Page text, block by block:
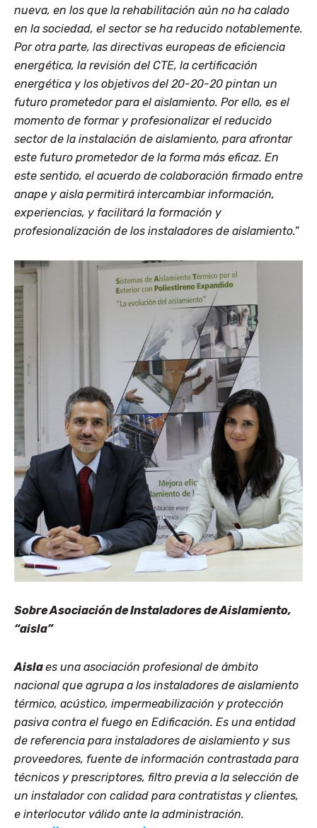
nueva, en los que la rehabilitación aún no ha calado
en la sociedad, el sector se ha reducido notablemente.
Por otra parte, las directivas europeas de eficiencia
energética, la revisión del CTE, la certificación
energética y los objetivos del 20-20-20 pintan un
futuro prometedor para el aislamiento. Por ello, es el
momento de formar y profesionalizar el reducido
sector de la instalación de aislamiento, para afrontar
este futuro prometedor de la forma más eficaz. En
este sentido, el acuerdo de colaboración firmado entre
anape y aisla permitirá intercambiar información,
experiencias, y facilitará la formación y
profesionalización de los instaladores de aislamiento.”
SobreAsociación de Instaladores de Aislamiento,
“aisla”
Aislaes una asociación profesional de ámbito
nacional que agrupa a los instaladores de aislamiento
térmico, acústico, impermeabilización y protección
pasiva contra el fuego en Edificación. Es una entidad
de referencia para instaladores de aislamiento y sus
proveedores, fuente de información contrastada para
técnicos y prescriptores, filtro previa a la selección de
un instalador con calidad para contratistas y clientes,
e interlocutor válido ante la administración.